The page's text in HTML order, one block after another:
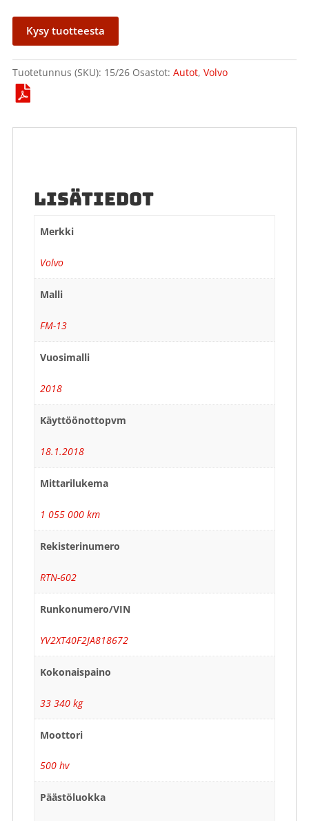
Kysy tuotteesta
Tuotetunnus (SKU): 15/26 Osastot: Autot, Volvo
LISÄTIEDOT
Merkki
Volvo
Malli
FM-13
Vuosimalli
2018
Käyttöönottopvm
18.1.2018
Mittarilukema
1 055 000 km
Rekisterinumero
RTN-602
Runkonumero/VIN
YV2XT40F2JA818672
Kokonaispaino
33 340 kg
Moottori
500 hv
Päästöluokka